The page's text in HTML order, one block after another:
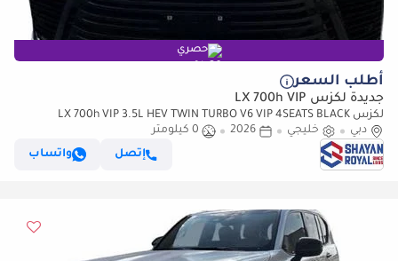
حصري
أطلب السعر
جديدة لكزس LX 700h VIP
لكزس LX 700h VIP 3.5L HEV TWIN TURBO V6 VIP 4SEATS BLACK
EDITION | AUTO PARKING | AT 4WD 2026MY
دبي خليجي 2026
0 كيلومتر
إتصل
واتساب